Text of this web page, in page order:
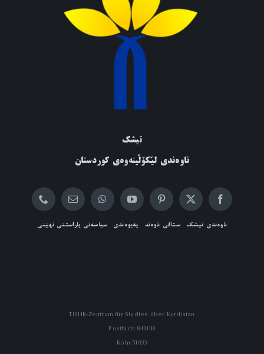
تیشک
ناوەندی لێکۆڵینەوەی کوردستان
ناوەندی تیشک ستافی ناوەند پەیوەندی سیاسەتی پاراستنی نهێنی
TISHK-Zentrum für Studien über Kurdistan
Postfach: 840108
51033 Köln